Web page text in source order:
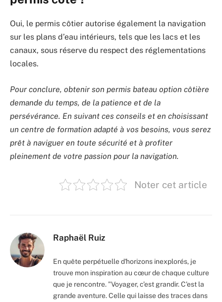
Oui, le permis côtier autorise également la navigation
sur les plans d’eau intérieurs, tels que les lacs et les
canaux, sous réserve du respect des réglementations
locales.
Pour conclure, obtenir son permis bateau option côtière
demande du temps, de la patience et de la
persévérance. En suivant ces conseils et en choisissant
un centre de formation adapté à vos besoins, vous serez
prêt à naviguer en toute sécurité et à profiter
pleinement de votre passion pour la navigation.
Noter cet article
Raphaël Ruiz
En quête perpétuelle d'horizons inexplorés, je
trouve mon inspiration au cœur de chaque culture
que je rencontre. "Voyager, c’est grandir. C'est la
grande aventure. Celle qui laisse des traces dans